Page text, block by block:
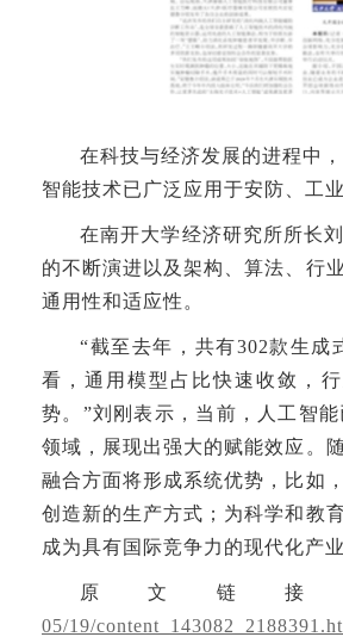
在科技与经济发展的进程中
智能技术已广泛应用于安防、工
在南开大学经济研究所所长
的不断演进以及架构、算法、行
通用性和适应性。
“截至去年，共有302款生
看，通用模型占比快速收敛，
势。”刘刚表示，当前，人工智
领域，展现出强大的赋能效应。
融合方面将形成系统优势，比如
创造新的生产方式；为科学和教
成为具有国际竞争力的现代化产
原文链
05/19/